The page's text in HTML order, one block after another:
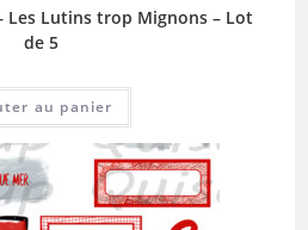
Les Lutins trop Mignons – Lot
de 5
au panier